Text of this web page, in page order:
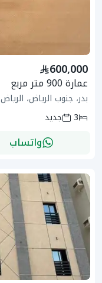
600,000
عمارة 900 متر مربع
بدر، جنوب الرياض، الرياض
3
جديد
واتساب